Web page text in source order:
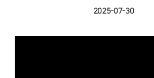
2025-07-30